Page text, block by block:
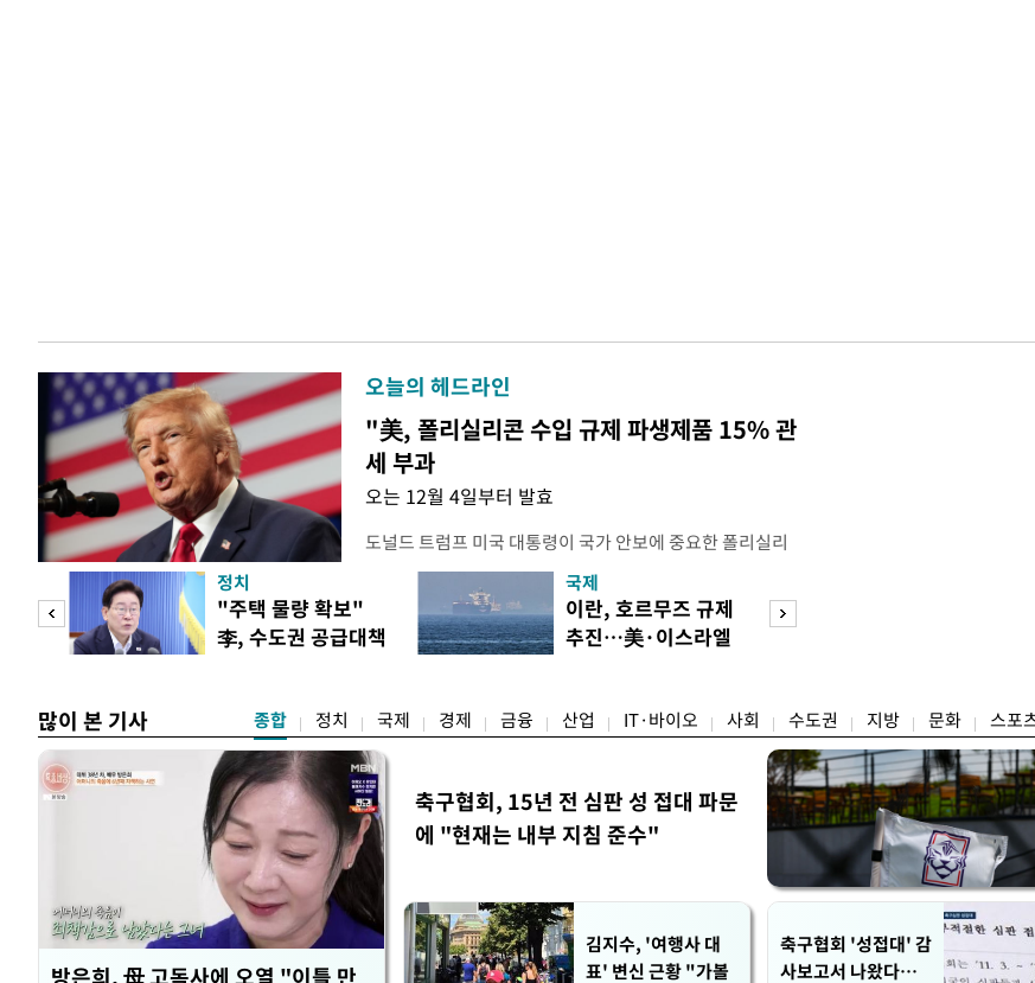
오늘의 헤드라인
"美, 폴리실리콘 수입 규제 파생제품 15% 관
세 부과
오는 12월 4일부터 발효
도널드 트럼프 미국 대통령이 국가 안보에 중요한 폴리실리
콘 산업과 공급망을 보호하기 위한 조치를 단행했다. 트럼프
대통령은 6일(현지 시간) 폴리실리콘 및 폴리실리콘 파생상
품 수입에 최저 수입가격제를 적용하고, 일부 파생제품에는
15%의 종가 관세를 부과하는 내용의 선언문에 서명했다고
러
정치
"주택 물량 확보"
李, 수도권 공급대책
국제
이란, 호르무즈 규제
추진…美·이스라엘
많이 본 기사 종합 정치 국제 경제 금융 산업 IT·바이오 사회 수도권 지방 문화 스포
방은희, 母 고독사에 오열 "이틀 만
축구협회, 15년 전 심판 성 접대 파문
에 "현재는 내부 지침 준수"
김지수, '여행사 대
표' 변신 근황 "가볼
축구협회 '성접대' 감
사보고서 나왔다…